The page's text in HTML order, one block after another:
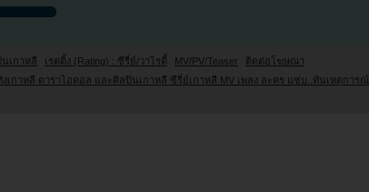
เกาหลี เรตติ้ง (Rating) : ซีรี่ย์/วาไรตี้ MV/PV/Teaser ติดต่อโฆษณา
งเกาหลี ดาราไอดอล และศิลปินเกาหลี ซีรี่ย์เกาหลี MV เพลง ละคร แซ่บ..ทันเหตุการณ์